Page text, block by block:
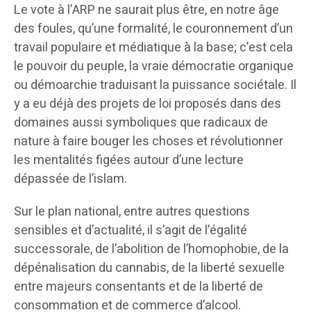
Le vote à l’ARP ne saurait plus être, en notre âge
des foules, qu’une formalité, le couronnement d’un
travail populaire et médiatique à la base; c’est cela
le pouvoir du peuple, la vraie démocratie organique
ou démoarchie traduisant la puissance sociétale. Il
y a eu déjà des projets de loi proposés dans des
domaines aussi symboliques que radicaux de
nature à faire bouger les choses et révolutionner
les mentalités figées autour d’une lecture
dépassée de l’islam.
Sur le plan national, entre autres questions
sensibles et d’actualité, il s’agit de l’égalité
successorale, de l’abolition de l’homophobie, de la
dépénalisation du cannabis, de la liberté sexuelle
entre majeurs consentants et de la liberté de
consommation et de commerce d’alcool.